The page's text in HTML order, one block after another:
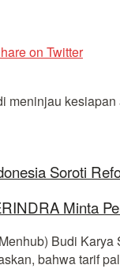
on Twitter
meninjau
Soroti
Minta
Budi
bahwa tarif